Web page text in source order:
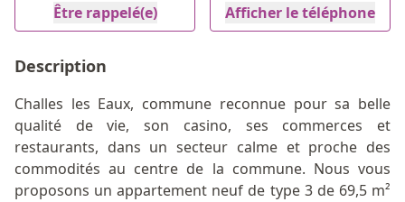
Être rappelé(e) Afficher le téléphone
Description
Challes les Eaux, commune reconnue pour sa belle
qualité de vie, son casino, ses commerces et
restaurants, dans un secteur calme et proche des
commodités au centre de la commune. Nous vous
proposons un appartement neuf de type 3 de 69,5 m²